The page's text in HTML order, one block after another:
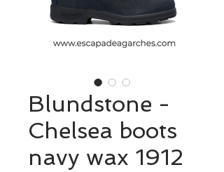
Blundstone -
Chelsea boots
navy wax 1912